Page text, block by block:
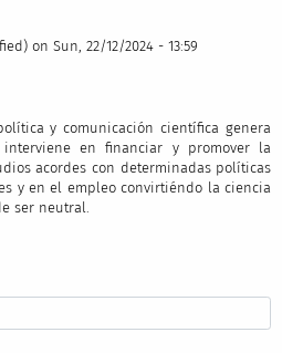
on Sun, 22/12/2024 - 13:59
y comunicación científica genera
en financiar y promover la
acordes con determinadas políticas
y en el empleo convirtiéndo la ciencia
ser neutral.